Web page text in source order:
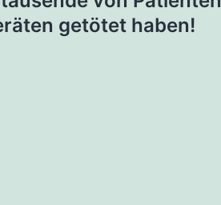
getötet haben!